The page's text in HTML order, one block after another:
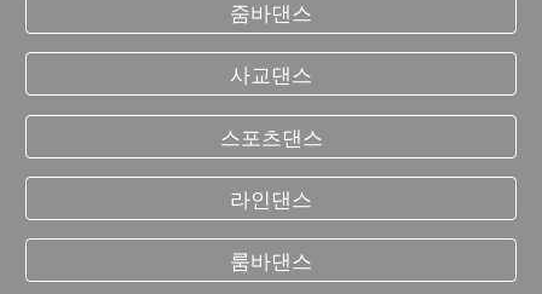
줌바댄스
사교댄스
스포츠댄스
라인댄스
룸바댄스